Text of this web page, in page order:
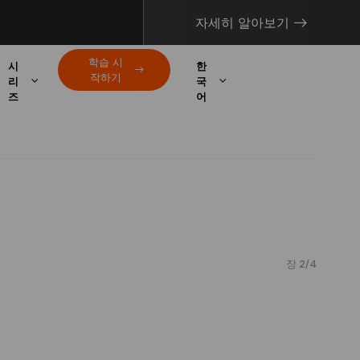
자세히 알아보기
시
리
즈
학습 시
작하기
한
국
어
장 2/4